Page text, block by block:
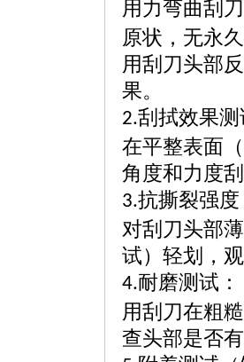
用力弯曲刮
原状，无永
用刮刀头部
果。
2.刮拭效果
在平整表面
角度和力度
3.抗撕裂强度
对刮刀头部
试）轻划，
4.耐磨测试：
用刮刀在粗
查头部是否